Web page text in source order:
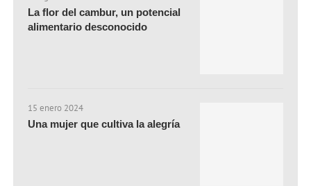
La flor del cambur, un potencial
alimentario desconocido
15 enero 2024
Una mujer que cultiva la alegría